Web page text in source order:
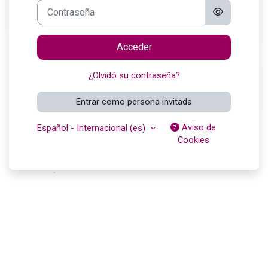
Contraseña
Acceder
¿Olvidó su contraseña?
Entrar como persona invitada
Español - Internacional ‎(es)‎
Aviso de
Cookies